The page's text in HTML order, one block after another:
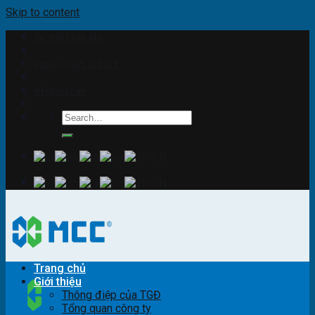
Skip to content
Trang chủ
Giới thiệu
Thông điệp của TGĐ
Tổng quan công ty